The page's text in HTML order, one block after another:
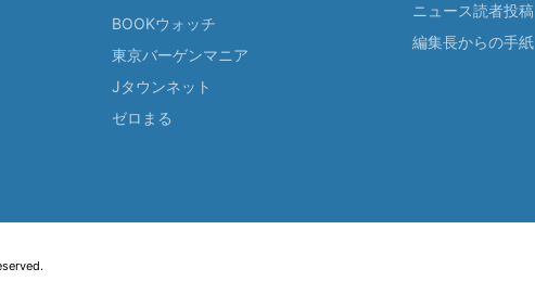
BOOKウォッチ
東京バーゲンマニア
Jタウンネット
ゼロまる
ニュース読者投稿
編集長からの手紙